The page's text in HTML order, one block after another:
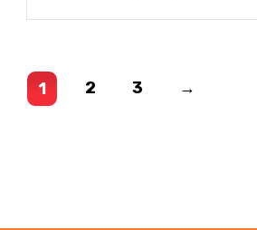
1 2 3 →